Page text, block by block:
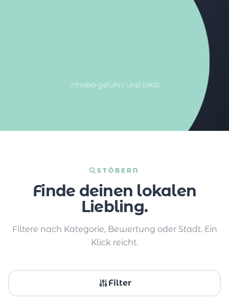
inhabergeführt und lokal
STÖBERN
Finde deinen lokalen
Liebling.
Filtere nach Kategorie, Bewertung oder Stadt. Ein
Klick reicht.
Filter